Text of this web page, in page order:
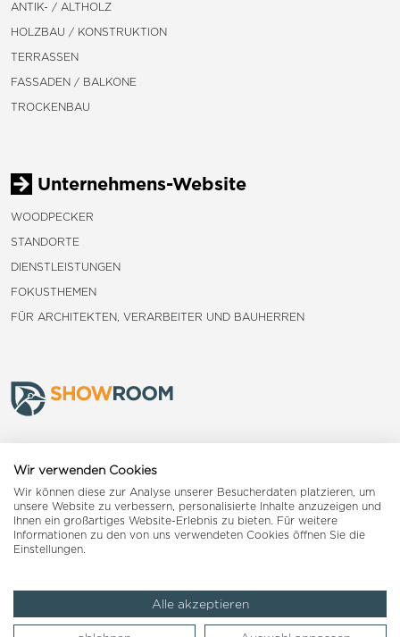
ANTIK- / ALTHOLZ
HOLZBAU / KONSTRUKTION
TERRASSEN
FASSADEN / BALKONE
TROCKENBAU
Unternehmens-Website
WOODPECKER
STANDORTE
DIENSTLEISTUNGEN
FOKUSTHEMEN
FÜR ARCHITEKTEN, VERARBEITER UND BAUHERREN
Landquart
Reiden
Impressum AGB Datenschutzerklärung
Wir verwenden Cookies
Wir können diese zur Analyse unserer Besucherdaten platzieren, um
unsere Website zu verbessern, personalisierte Inhalte anzuzeigen und
Ihnen ein großartiges Website-Erlebnis zu bieten. Für weitere
Informationen zu den von uns verwendeten Cookies öffnen Sie die
Einstellungen.
Alle akzeptieren